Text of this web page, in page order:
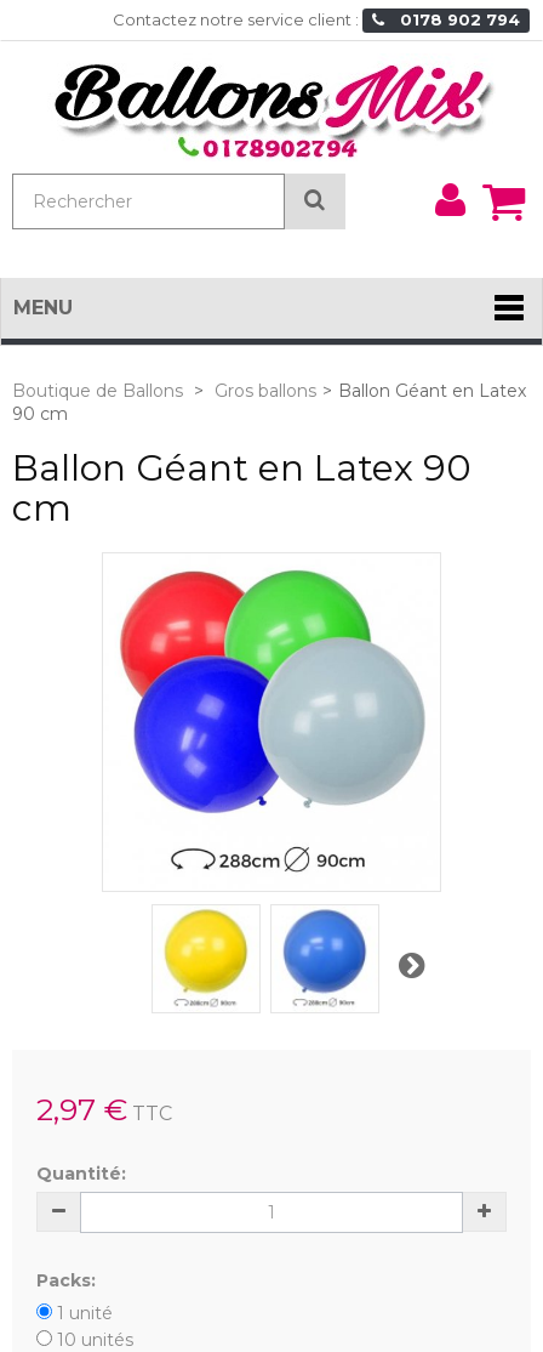
Contactez notre service client : 0178 902 794
Rechercher
Mon
MENU
Boutique de Ballons > Gros ballons > Ballon Géant en Latex
90 cm
Ballon Géant en Latex 90
cm
Suivant
2,97 € TTC
Quantité:
Packs:
1 unité
10 unités